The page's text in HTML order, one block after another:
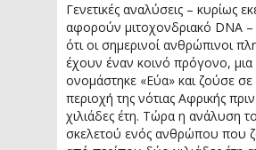
Γενετικές αναλύσεις – κυρίως
αφορούν μιτοχονδριακό DNA –
ότι οι σημερινοί ανθρώπινοι
έχουν έναν κοινό πρόγονο,
ονομάστηκε «Εύα» και ζούσε σε
περιοχή της νότιας Αφρικής
χιλιάδες έτη. Τώρα η ανάλυση
σκελετού ενός ανθρώπου που